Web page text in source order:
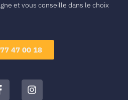
et vous conseille dans le choix
47 00 18